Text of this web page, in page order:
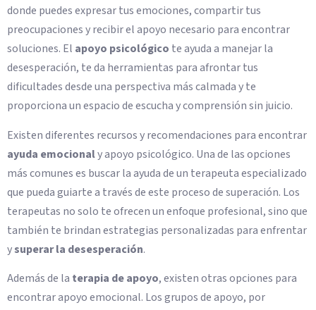
donde puedes expresar tus emociones, compartir tus
preocupaciones y recibir el apoyo necesario para encontrar
soluciones. El apoyo psicológico te ayuda a manejar la
desesperación, te da herramientas para afrontar tus
dificultades desde una perspectiva más calmada y te
proporciona un espacio de escucha y comprensión sin juicio.
Existen diferentes recursos y recomendaciones para encontrar
ayuda emocionaly apoyo psicológico. Una de las opciones
más comunes es buscar la ayuda de un terapeuta especializado
que pueda guiarte a través de este proceso de superación. Los
terapeutas no solo te ofrecen un enfoque profesional, sino que
también te brindan estrategias personalizadas para enfrentar
ysuperar la desesperación.
Además de la terapia de apoyo, existen otras opciones para
encontrar apoyo emocional. Los grupos de apoyo, por